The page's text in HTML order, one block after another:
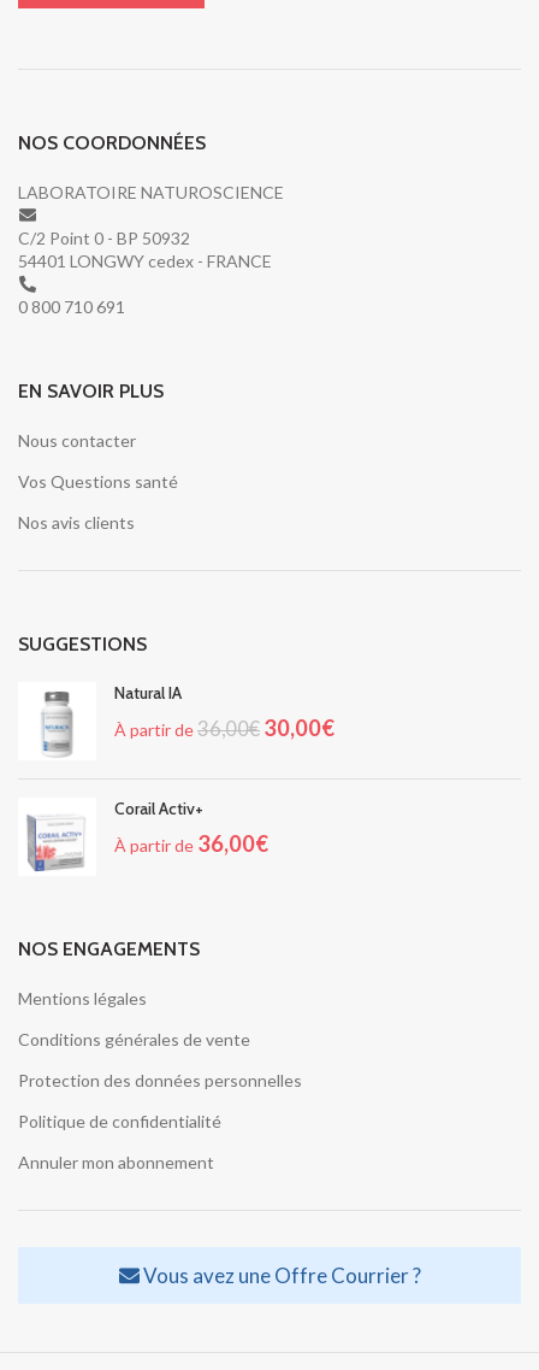
NOS COORDONNÉES
LABORATOIRE NATUROSCIENCE
C/2 Point 0 - BP 50932
54401 LONGWY cedex - FRANCE
0 800 710 691
EN SAVOIR PLUS
Nous contacter
Vos Questions santé
Nos avis clients
SUGGESTIONS
Natural IA
À partir de36,00€ 30,00€
Corail Activ+
À partir de 36,00€
NOS ENGAGEMENTS
Mentions légales
Conditions générales de vente
Protection des données personnelles
Politique de confidentialité
Annuler mon abonnement
Vous avez une Offre Courrier ?